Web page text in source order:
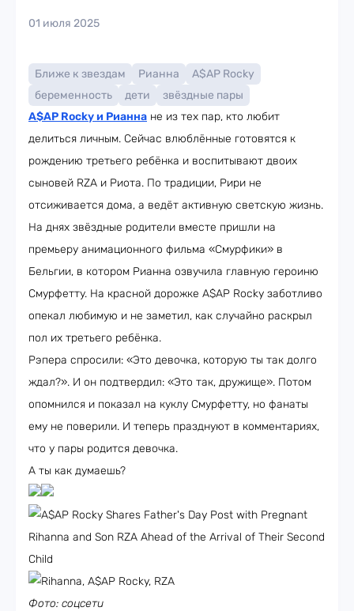
01 июля 2025
Ближе к звездам Рианна
A$AP Rocky
беременность
дети
звёздные пары
A$AP Rocky и Рианна не из тех пар, кто любит
делиться личным. Сейчас влюблённые готовятся к
рождению третьего ребёнка и воспитывают двоих
сыновей RZA и Риота. По традиции, Рири не
отсиживается дома, а ведёт активную светскую жизнь.
На днях звёздные родители вместе пришли на
премьеру анимационного фильма «Смурфики» в
Бельгии, в котором Рианна озвучила главную героиню
Смурфетту. На красной дорожке A$AP Rocky заботливо
опекал любимую и не заметил, как случайно раскрыл
пол их третьего ребёнка.
Рэпера спросили: «Это девочка, которую ты так долго
ждал?». И он подтвердил: «Это так, дружище». Потом
опомнился и показал на куклу Смурфетту, но фанаты
ему не поверили. И теперь празднуют в комментариях,
что у пары родится девочка.
А ты как думаешь?
Фото: соцсети